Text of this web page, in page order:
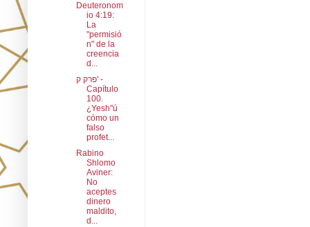
Deuteronom
io 4:19:
La
"permisió
n" de la
creencia
d...
פרק ק' -
Capítulo
100.
¿Yesh"ú
cómo un
falso
profet...
Rabino
Shlomo
Aviner:
No
aceptes
dinero
maldito,
d...